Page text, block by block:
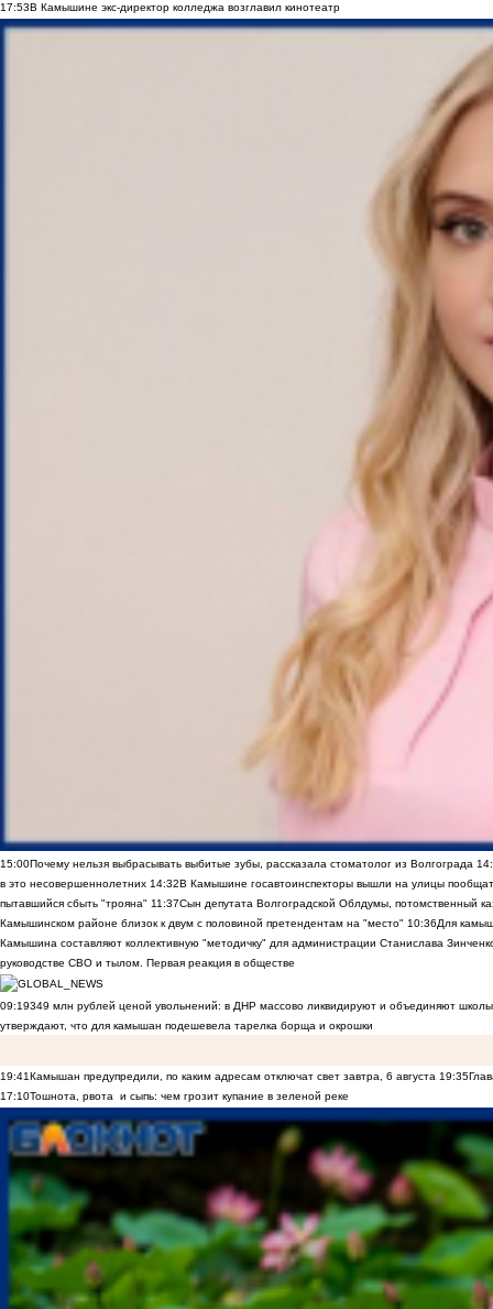
17:53В Камышине экс-директор колледжа возглавил кинотеатр
15:00Почему нельзя выбрасывать выбитые зубы, рассказала стоматолог из Волгограда
в это несовершеннолетних 14:32В Камышине госавтоинспекторы вышли на улицы
пытавшийся сбыть "трояна" 11:37Сын депутата Волгоградской Облдумы, потомственный
Камышинском районе близок к двум с половиной претендентам на "место" 10:36Для
Камышина составляют коллективную "методичку" для администрации Станислава
руководстве СВО и тылом. Первая реакция в обществе
09:19349 млн рублей ценой увольнений: в ДНР массово ликвидируют и объединяют
утверждают, что для камышан подешевела тарелка борща и окрошки
19:41Камышан предупредили, по каким адресам отключат свет завтра, 6 августа 19:35
17:10Тошнота, рвота и сыпь: чем грозит купание в зеленой реке